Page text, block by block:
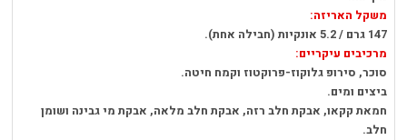
משקל האריזה:
147 גרם / 5.2 אונקיות (חבילה אחת).
מרכיבים עיקריים:
סוכר, סירופ גלוקוז-פרוקטוז וקמח חיטה.
ביצים ומים.
חמאת קקאו, אבקת חלב רזה, אבקת חלב מלאה, אבקת מי גבינה ושומן
חלב.